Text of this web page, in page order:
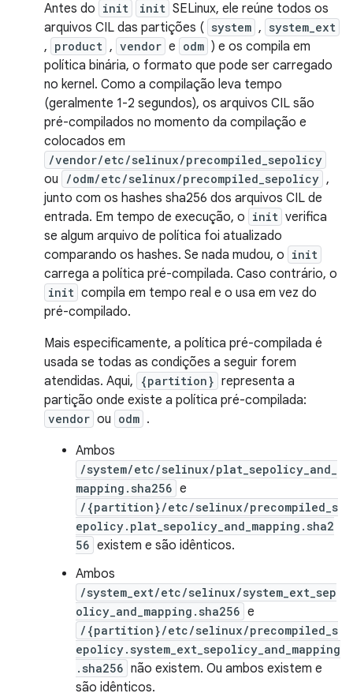
Antes do init init SELinux, ele reúne todos os
arquivos CIL das partições ( system , system_ext
, product , vendor e odm ) e os compila em
política binária, o formato que pode ser carregado
no kernel. Como a compilação leva tempo
(geralmente 1-2 segundos), os arquivos CIL são
pré-compilados no momento da compilação e
colocados em
/vendor/etc/selinux/precompiled_sepolicy
ou /odm/etc/selinux/precompiled_sepolicy ,
junto com os hashes sha256 dos arquivos CIL de
entrada. Em tempo de execução, o init verifica
se algum arquivo de política foi atualizado
comparando os hashes. Se nada mudou, o init
carrega a política pré-compilada. Caso contrário, o
init compila em tempo real e o usa em vez do
pré-compilado.
Mais especificamente, a política pré-compilada é
usada se todas as condições a seguir forem
atendidas. Aqui,
{partition} representa a
partição onde existe a política pré-compilada:
vendor ou odm .
Ambos
/system/etc/selinux/plat_sepolicy_and_
mapping.sha256 e
/{partition}/etc/selinux/precompiled_s
epolicy.plat_sepolicy_and_mapping.sha2
56 existem e são idênticos.
Ambos
/system_ext/etc/selinux/system_ext_sep
olicy_and_mapping.sha256 e
/{partition}/etc/selinux/precompiled_s
epolicy.system_ext_sepolicy_and_mapping
.sha256 não existem. Ou ambos existem e
são idênticos.